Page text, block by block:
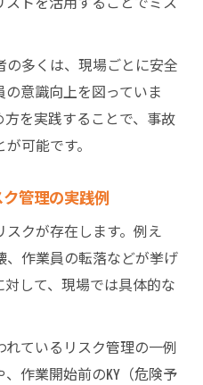
の多くは、現場ごとに安全
意識向上を図っていま
を実践することで、事故
可能です。
管理の実践例
クが存在します。例え
作業員の転落などが挙げ
して、現場では具体的な
ているリスク管理の一例
作業開始前のKY（危険予